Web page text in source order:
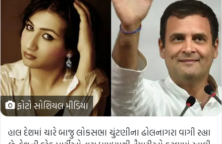
ફોટો સોશિયલ મીડિયા
હાલ દેશમાં ચારે બાજુ લોકસભા ચુંટણીના ઢોલનાગરા વાગી રહ્યા